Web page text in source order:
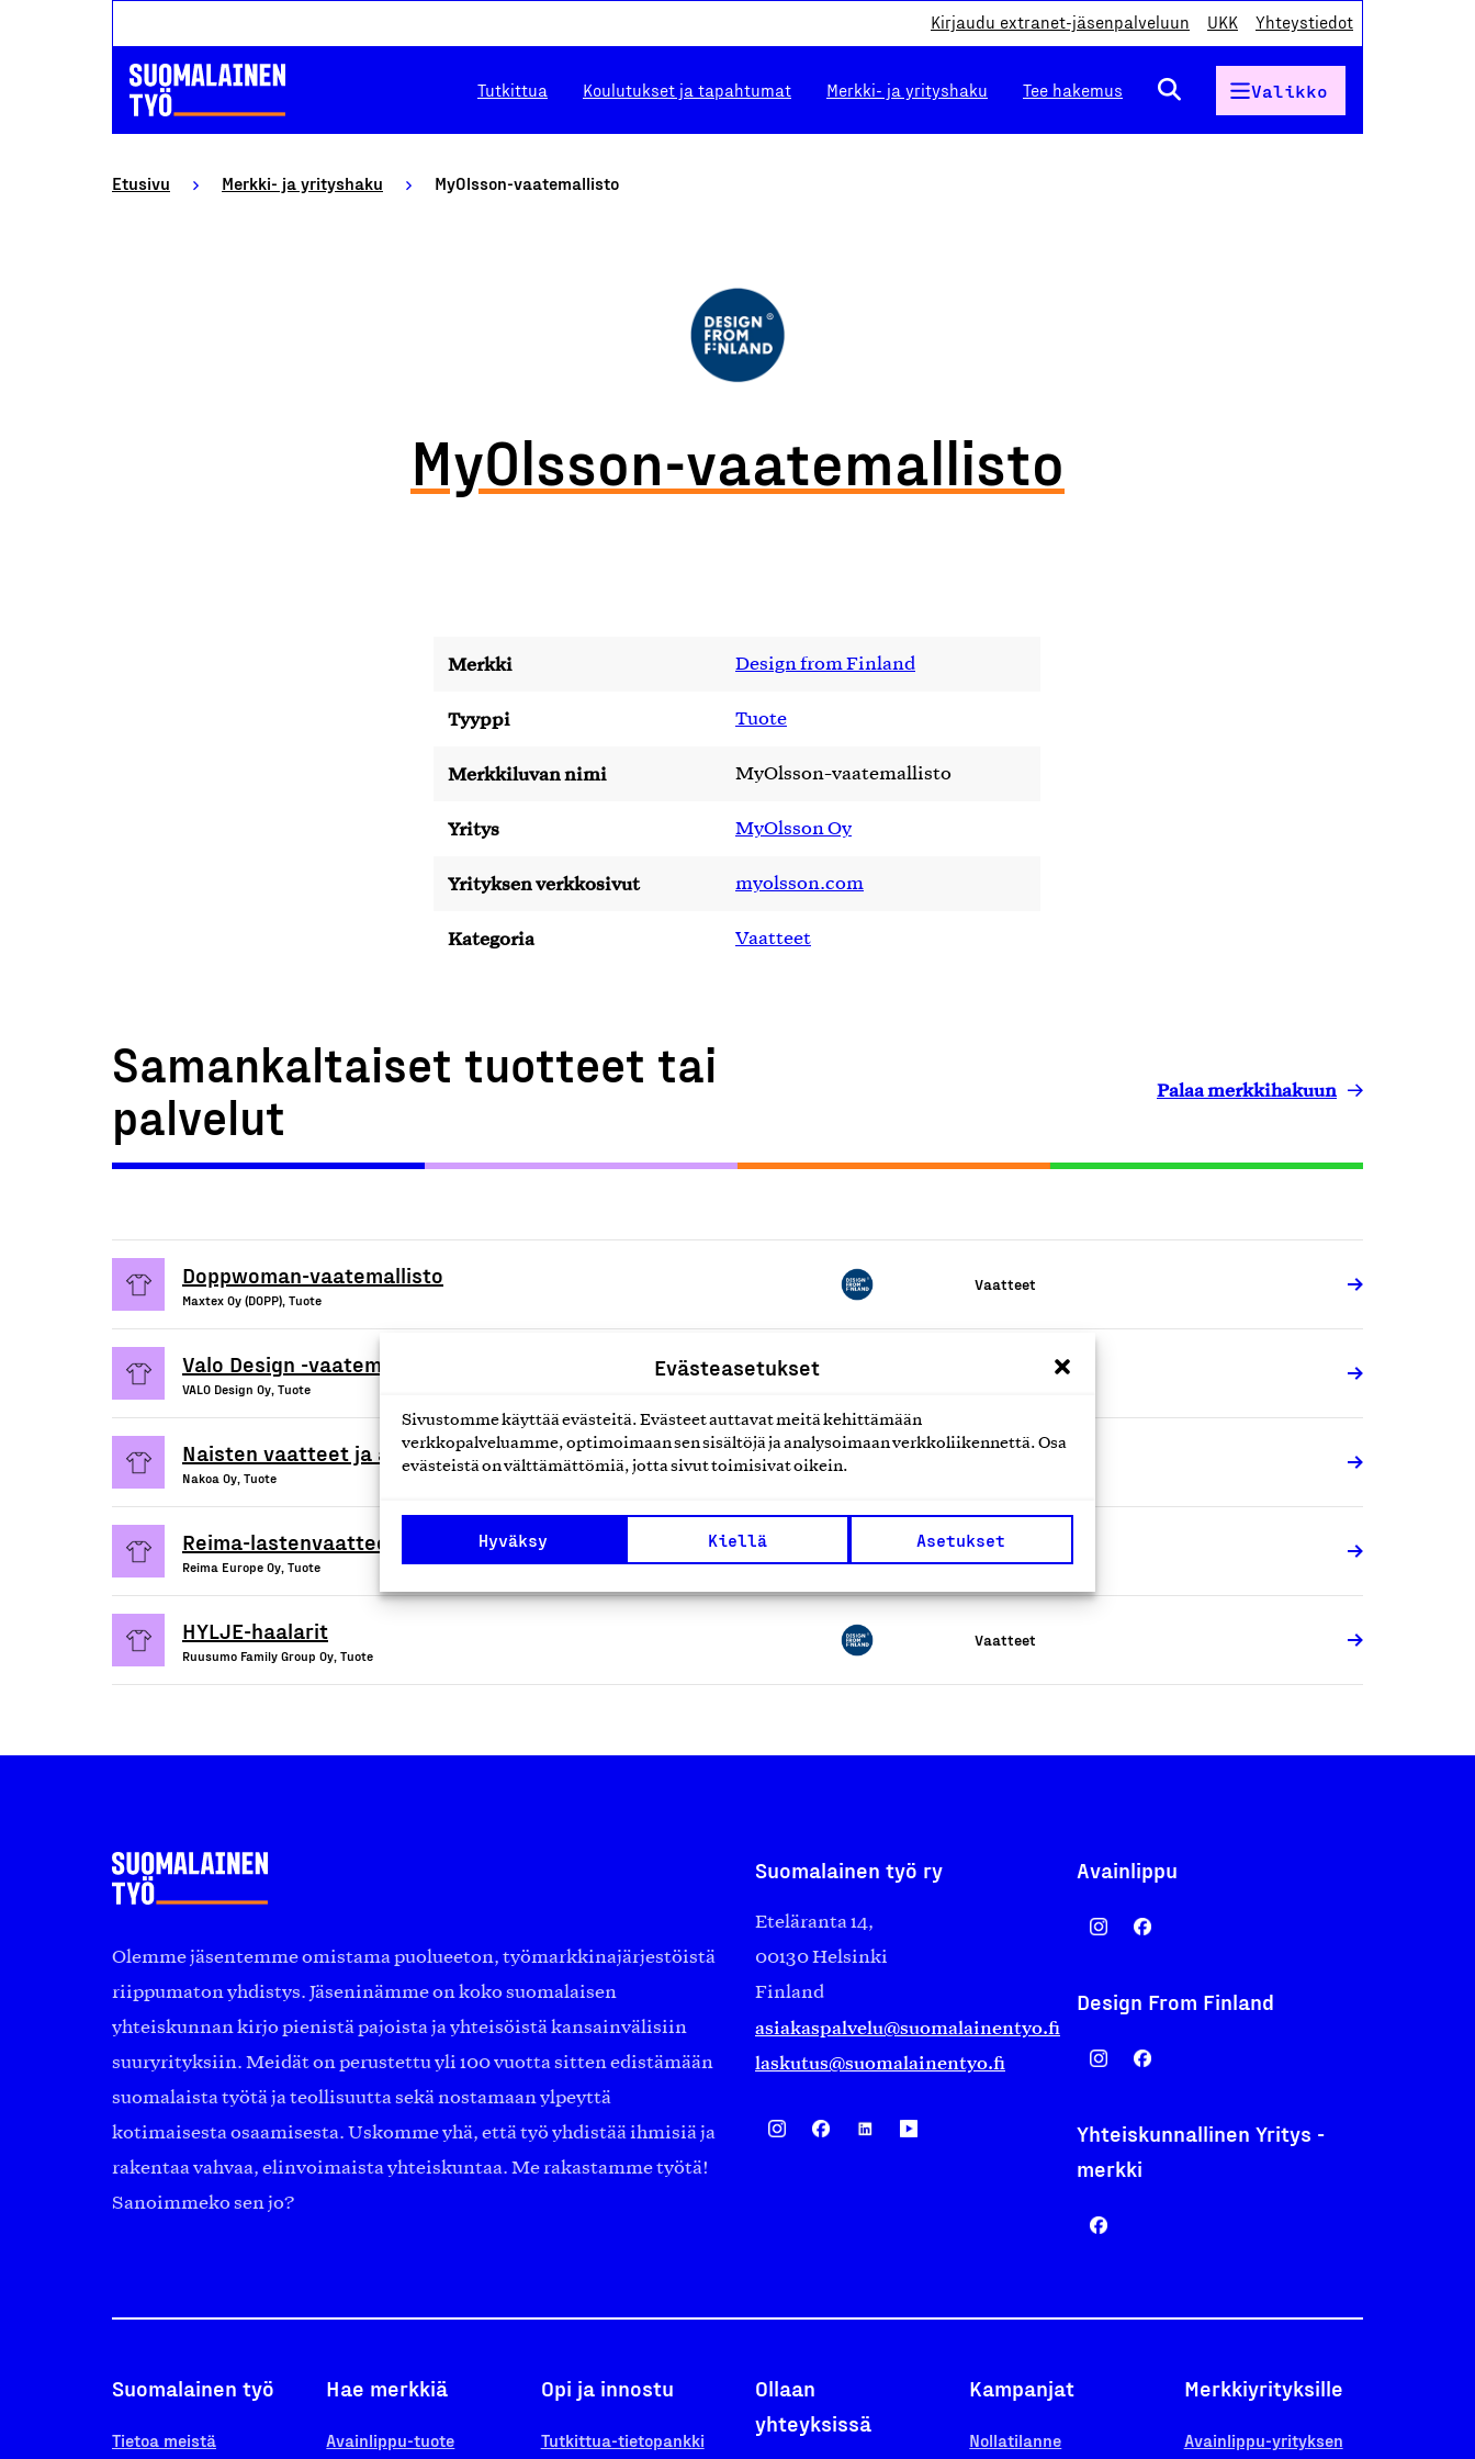
Evästeasetukset
Sivustomme käyttää evästeitä. Evästeet auttavat meitä kehittämään
verkkopalveluamme, optimoimaan sen sisältöjä ja analysoimaan verkkoliikennettä. Osa
evästeistä on välttämättömiä, jotta sivut toimisivat oikein.
Hyväksy Kiellä Asetukset
Kirjaudu extranet-jäsenpalveluun UKK Yhteystiedot
Tutkittua Koulutukset ja tapahtumat Merkki- ja yrityshaku Tee hakemus Valikko
Etusivu Merkki- ja yrityshaku MyOlsson-vaatemallisto
MyOlsson-vaatemallisto
Merkki Design from Finland
Tyyppi Tuote
Merkkiluvan nimi MyOlsson-vaatemallisto
Yritys MyOlsson Oy
Yrityksen verkkosivut myolsson.com
Kategoria Vaatteet
Samankaltaiset tuotteet tai
palvelut
Palaa merkkihakuun
Doppwoman-vaatemallisto
Maxtex Oy (DOPP), Tuote
Vaatteet
Valo Design -vaatemallisto miehille
VALO Design Oy, Tuote
Naisten vaatteet ja asusteet
Nakoa Oy, Tuote
Reima-lastenvaatteet
Reima Europe Oy, Tuote
Vaatteet
HYLJE-haalarit
Ruusumo Family Group Oy, Tuote
Vaatteet
Olemme jäsentemme omistama puolueeton, työmarkkinajärjestöistä
riippumaton yhdistys. Jäseninämme on koko suomalaisen
yhteiskunnan kirjo pienistä pajoista ja yhteisöistä kansainvälisiin
suuryrityksiin. Meidät on perustettu yli 100 vuotta sitten edistämään
suomalaista työtä ja teollisuutta sekä nostamaan ylpeyttä
kotimaisesta osaamisesta. Uskomme yhä, että työ yhdistää ihmisiä ja
rakentaa vahvaa, elinvoimaista yhteiskuntaa. Me rakastamme työtä!
Sanoimmeko sen jo?
Suomalainen työ ry
Eteläranta 14,
00130 Helsinki
Finland
asiakaspalvelu@suomalainentyo.fi
laskutus@suomalainentyo.fi
Avainlippu
Design From Finland
Yhteiskunnallinen Yritys -
merkki
Suomalainen työ
Tietoa meistä
Hae merkkiä
Avainlippu-tuote
Opi ja innostu
Tutkittua-tietopankki
Ollaan
yhteyksissä
Kampanjat
Nollatilanne
Merkkiyrityksille
Avainlippu-yrityksen